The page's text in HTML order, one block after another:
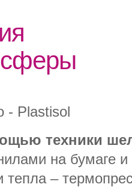
техники
на бумаге
–